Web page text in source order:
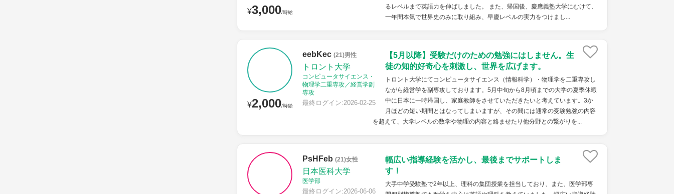
¥3,000/時給
るレベルまで英語力を伸ばしました。 また、帰国後、慶應義塾大学にむけて、
一年間本気で世界史のみに取り組み、早慶レベルの実力をつけまし...
¥2,000/時給
eebKec (21)男性
トロント大学
コンピュータサイエンス・
物理学二重専攻／経営学副
専攻
最終ログイン:2026-02-25
【5月以降】受験だけのための勉強にはしません。生
徒の知的好奇心を刺激し、世界を広げます。
トロント大学にてコンピュータサイエンス（情報科学）・物理学を二重専攻し
ながら経営学を副専攻しております。5月中旬から8月頃までの大学の夏季休暇
中に日本に一時帰国し、家庭教師をさせていただきたいと考えています。3か
月ほどの短い期間とはなってしまいますが、その間には通常の受験勉強の内容
を超えて、大学レベルの数学や物理の内容と絡ませたり他分野との繋がりを...
PsHFeb (21)女性
日本医科大学
医学部
最終ログイン:2026-06-06
幅広い指導経験を活かし、最後までサポートしま
す！
大手中学受験塾で2年以上、理科の集団授業を担当しており、また、医学部専